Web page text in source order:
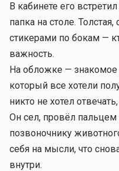
В кабинете его
папка на столе.
стикерами по бокам —
важность.
На обложке —
который все хотели
никто не хотел
Он сел, провёл
позвоночнику
себя на мысли, что
внутри.